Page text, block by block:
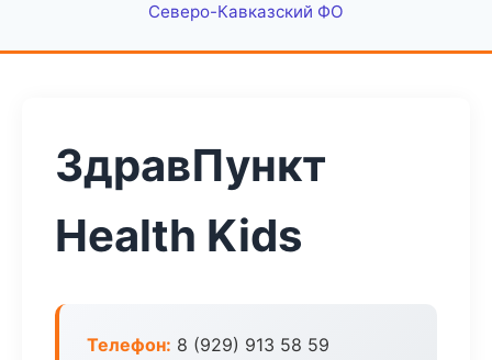
Северо-Кавказский ФО
ЗдравПункт
Health Kids
Телефон: 8 (929) 913 58 59